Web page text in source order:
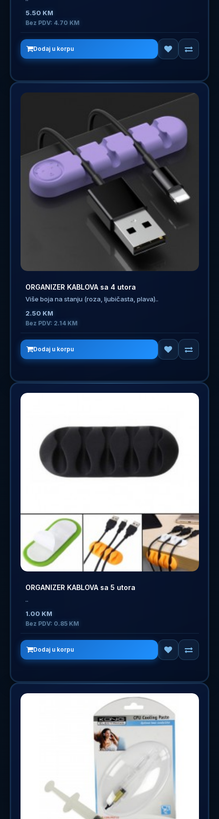
5.50 KM
Bez PDV: 4.70 KM
Dodaj u korpu
ORGANIZER KABLOVA sa 4 utora
Više boja na stanju (roza, ljubičasta, plava)..
2.50 KM
Bez PDV: 2.14 KM
Dodaj u korpu
ORGANIZER KABLOVA sa 5 utora
..
1.00 KM
Bez PDV: 0.85 KM
Dodaj u korpu